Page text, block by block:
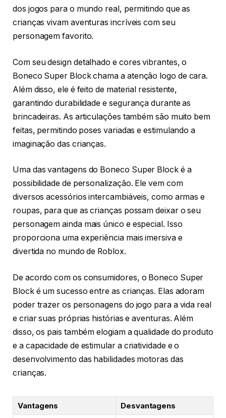
dos jogos para o mundo real, permitindo que as
crianças vivam aventuras incríveis com seu
personagem favorito.
Com seu design detalhado e cores vibrantes, o
Boneco Super Block chama a atenção logo de cara.
Além disso, ele é feito de material resistente,
garantindo durabilidade e segurança durante as
brincadeiras. As articulações também são muito bem
feitas, permitindo poses variadas e estimulando a
imaginação das crianças.
Uma das vantagens do Boneco Super Block é a
possibilidade de personalização. Ele vem com
diversos acessórios intercambiáveis, como armas e
roupas, para que as crianças possam deixar o seu
personagem ainda mais único e especial. Isso
proporciona uma experiência mais imersiva e
divertida no mundo de Roblox.
De acordo com os consumidores, o Boneco Super
Block é um sucesso entre as crianças. Elas adoram
poder trazer os personagens do jogo para a vida real
e criar suas próprias histórias e aventuras. Além
disso, os pais também elogiam a qualidade do produto
e a capacidade de estimular a criatividade e o
desenvolvimento das habilidades motoras das
crianças.
Vantagens
Desvantagens